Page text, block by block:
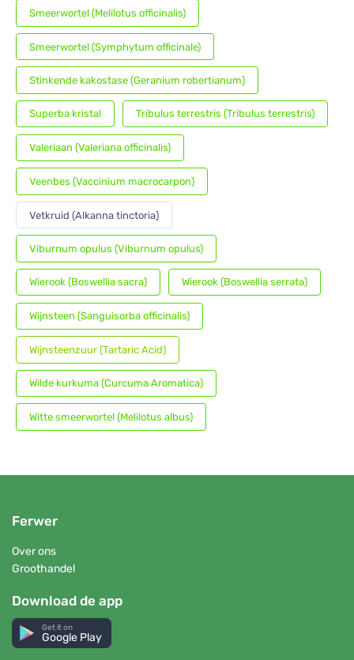
Smeerwortel (Melilotus officinalis)
Smeerwortel (Symphytum officinale)
Stinkende kakostase (Geranium robertianum)
Superba kristal Tribulus terrestris (Tribulus terrestris)
Valeriaan (Valeriana officinalis)
Veenbes (Vaccinium macrocarpon)
Vetkruid (Alkanna tinctoria)
Viburnum opulus (Viburnum opulus)
Wierook (Boswellia sacra) Wierook (Boswellia serrata)
Wijnsteen (Sanguisorba officinalis)
Wijnsteenzuur (Tartaric Acid)
Wilde kurkuma (Curcuma Aromatica)
Witte smeerwortel (Melilotus albus)
Ferwer
Over ons
Groothandel
Download de app
Get it on
Google Play